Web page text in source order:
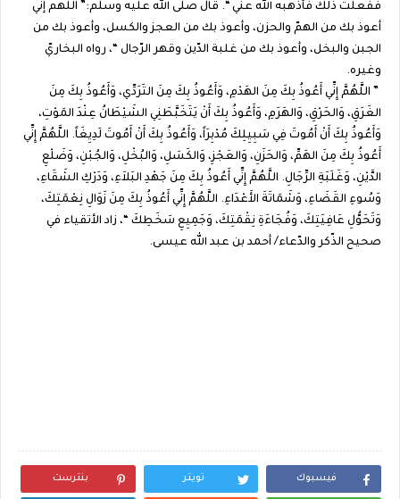
ففعلت ذلك فأذهبه الله عنّي “. قال صلّى الله عليه وسلّم:” اللهم إنّي
أعوذ بك من الهمّ والحزن، وأعوذ بك من العجز والكسل، وأعوذ بك من
الجبن والبخل، وأعوذ بك من غلبة الدّين وقهر الرّجال “، رواه البخاريّ
وغيره.
” اللَّهُمَّ إِنِّي أَعُوذُ بِكَ مِنَ الهَدْمِ، وَأَعُوذُ بِكَ مِنَ التَرَدِّي، وَأَعُوذُ بِكَ مِنَ
الغَرَقِ، وَالحَرْقِ، وَالهَرَمِ، وَأَعُوذُ بِكَ أَنْ يَتَخَبَّطَنِي الشَيْطَانُ عِنْدَ المَوْتِ،
وَأَعُوذُ بِكَ أَنْ أَمُوتَ فِي سَبِيِلِكَ مُدْبِرَاً، وَأَعُوذُ بِكَ أَنْ أَمُوتَ لَدِيِغَاً. اللَّهُمَّ إِنِّي
أَعُوذُ بِكَ مِنَ الهَمِّ، وَالحَزَنِ، وَالعَجْزِ، وَالكَسَلِ، وَالبُخْلِ، وَالجُبْنِ، وَضَلْعِ
الدَّيْنِ، وَغَلَبَةِ الرِّجَالِ. اللَّهُمَّ إِنِّي أَعُوذُ بِكَ مِنَ جَهْدِ البَلاَءِ، وَدَرْكِ الشَقَاءِ،
وَسُوءِ القَضَاءِ، وَشَمَاتَةَ الأَعْدَاءِ. اللَّهُمَّ إِنِّي أَعُوذُ بِكَ مِنَ زَوَالِ نِعْمَتِكَ،
وَتَحَوُّلِ عَافِيَتِكَ، وَفُجَاءَةِ نِقْمَتِكَ، وَجَمِيِعِ سَخَطِكَ “، زاد الأتقياء في
صحيح الذّكر والدّعاء/ أحمد بن عبد الله عيسى.
فيسبوك تويتر بنترست